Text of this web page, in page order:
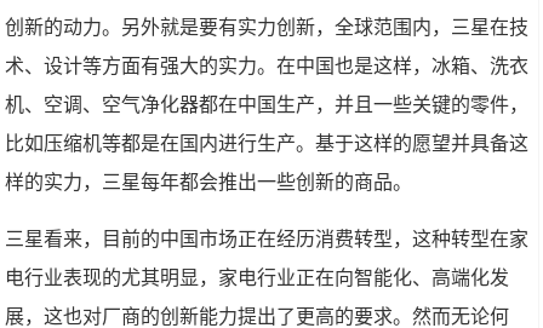
创新的动力。另外就是要有实力创新，全球范围内，三星在技
术、设计等方面有强大的实力。在中国也是这样，冰箱、洗衣
机、空调、空气净化器都在中国生产，并且一些关键的零件，
比如压缩机等都是在国内进行生产。基于这样的愿望并具备这
样的实力，三星每年都会推出一些创新的商品。
三星看来，目前的中国市场正在经历消费转型，这种转型在家
电行业表现的尤其明显，家电行业正在向智能化、高端化发
展，这也对厂商的创新能力提出了更高的要求。然而无论何